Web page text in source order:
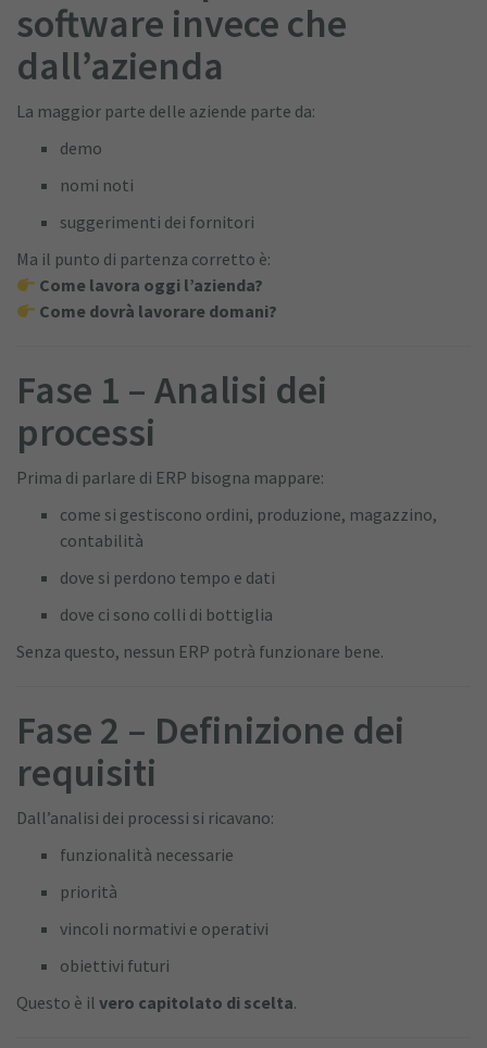
software invece che
dall’azienda
La maggior parte delle aziende parte da:
demo
nomi noti
suggerimenti dei fornitori
Ma il punto di partenza corretto è:
Come lavora oggi l’azienda?
Come dovrà lavorare domani?
Fase 1 – Analisi dei
processi
Prima di parlare di ERP bisogna mappare:
come si gestiscono ordini, produzione, magazzino,
contabilità
dove si perdono tempo e dati
dove ci sono colli di bottiglia
Senza questo, nessun ERP potrà funzionare bene.
Fase 2 – Definizione dei
requisiti
Dall’analisi dei processi si ricavano:
funzionalità necessarie
priorità
vincoli normativi e operativi
obiettivi futuri
Questo è il vero capitolato di scelta.